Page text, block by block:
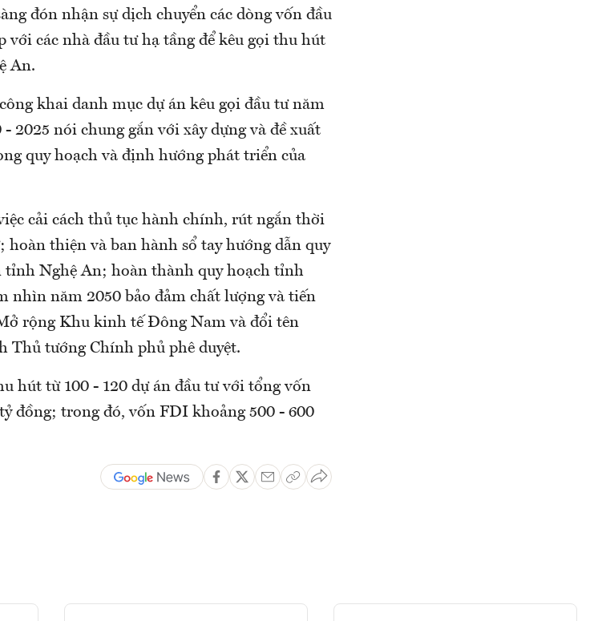
đón nhận sự dịch chuyển các dòng vốn đầu
các nhà đầu tư hạ tầng để kêu gọi thu hút
An.
khai danh mục dự án kêu gọi đầu tư năm
2025 nói chung gắn với xây dựng và đề xuất
quy hoạch và định hướng phát triển của
cải cách thủ tục hành chính, rút ngắn thời
thiện và ban hành sổ tay hướng dẫn quy
Nghệ An; hoàn thành quy hoạch tỉnh
nhìn năm 2050 bảo đảm chất lượng và tiến
rộng Khu kinh tế Đông Nam và đổi tên
tướng Chính phủ phê duyệt.
hút từ 100 - 120 dự án đầu tư với tổng vốn
đồng; trong đó, vốn FDI khoảng 500 - 600